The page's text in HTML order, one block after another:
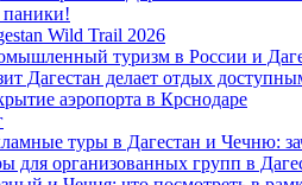
паники!
Wild Trail 2026
туризм в России и
Дагестан делает отдых
аэропорта в Крснодаре
туры в Дагестан и Чечню:
для организованных групп в